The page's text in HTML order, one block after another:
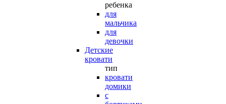
ребенка
для
мальчика
для
девочки
Детские
кровати
тип
кровати
домики
с